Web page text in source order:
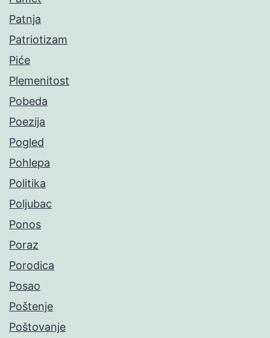
Patnja
Patriotizam
Piće
Plemenitost
Pobeda
Poezija
Pogled
Pohlepa
Politika
Poljubac
Ponos
Poraz
Porodica
Posao
Poštenje
Poštovanje